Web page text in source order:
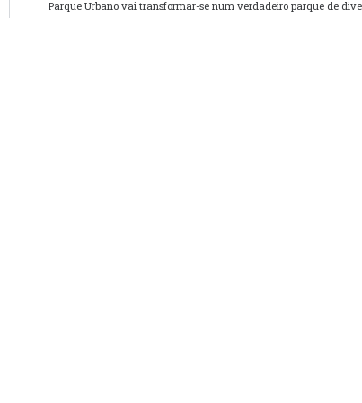
Parque Urbano vai transformar-se num verdadeiro parque de